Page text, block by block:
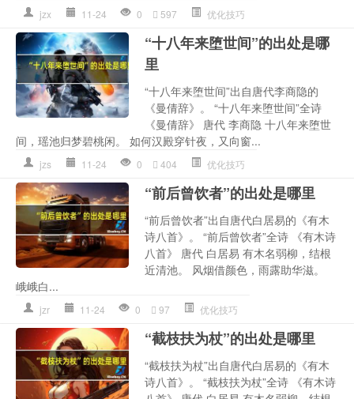
jzx 11-24 0 597 优化技巧
“十八年来堕世间”的出处是哪
里
“十八年来堕世间”出自唐代李商隐的
《曼倩辞》。 “十八年来堕世间”全诗
《曼倩辞》 唐代 李商隐 十八年来堕世
间，瑶池归梦碧桃闲。 如何汉殿穿针夜，又向窗...
jzs 11-24 0 404 优化技巧
“前后曾饮者”的出处是哪里
“前后曾饮者”出自唐代白居易的《有木
诗八首》。 “前后曾饮者”全诗 《有木诗
八首》 唐代 白居易 有木名弱柳，结根
近清池。 风烟借颜色，雨露助华滋。
峨峨白...
jzr 11-24 0 97 优化技巧
“截枝扶为杖”的出处是哪里
“截枝扶为杖”出自唐代白居易的《有木
诗八首》。 “截枝扶为杖”全诗 《有木诗